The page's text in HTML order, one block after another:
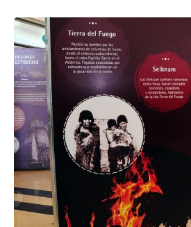
AUDIOS
VIDEOS
GALERIA DE FOTOS
APP MÓVIL
TRANSPARENCIA